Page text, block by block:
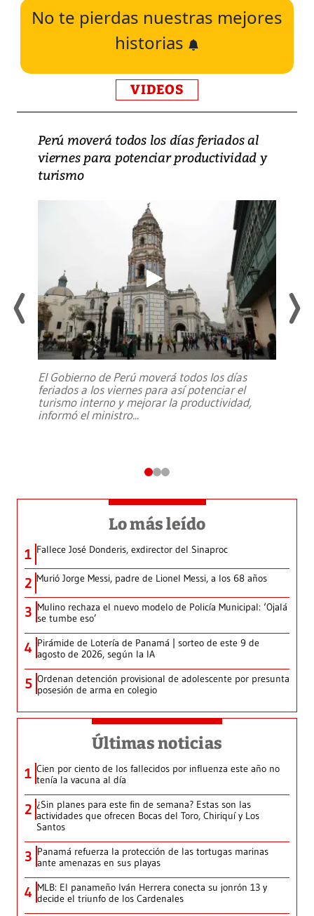
No te pierdas nuestras mejores
historias
VIDEOS
Perú moverá todos los días feriados al
viernes para potenciar productividad y
turismo
El Gobierno de Perú moverá todos los días
feriados a los viernes para así potenciar el
turismo interno y mejorar la productividad,
informó el ministro...
Lo más leído
1 Fallece José Donderis, exdirector del Sinaproc
2 Murió Jorge Messi, padre de Lionel Messi, a los 68 años
3 Mulino rechaza el nuevo modelo de Policía Municipal: ‘Ojalá
se tumbe eso’
4 Pirámide de Lotería de Panamá | sorteo de este 9 de
agosto de 2026, según la IA
5 Ordenan detención provisional de adolescente por presunta
posesión de arma en colegio
Últimas noticias
1 Cien por ciento de los fallecidos por influenza este año no
tenía la vacuna al día
2 ¿Sin planes para este fin de semana? Estas son las
actividades que ofrecen Bocas del Toro, Chiriquí y Los
Santos
3 Panamá refuerza la protección de las tortugas marinas
ante amenazas en sus playas
4 MLB: El panameño Iván Herrera conecta su jonrón 13 y
decide el triunfo de los Cardenales